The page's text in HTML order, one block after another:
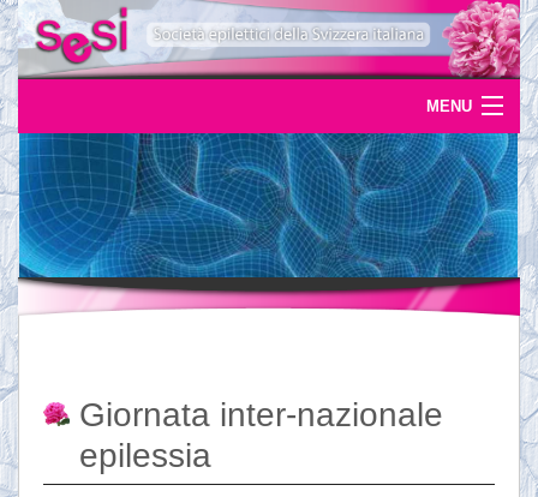
MENU
Home
Uscite
Eventi
News
Servizi
Documentazione
Giornata inter-nazionale
epilessia